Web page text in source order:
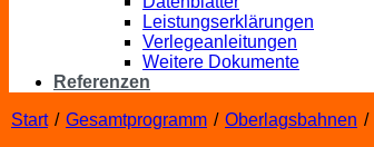
Leistungserklärungen
Verlegeanleitungen
Weitere Dokumente
Referenzen
Start / Gesamtprogramm / Oberlagsbahnen /